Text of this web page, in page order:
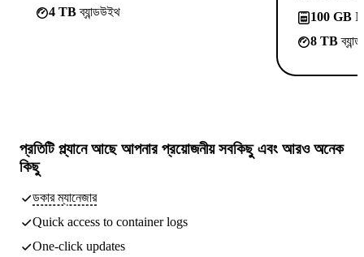
4 TBব্যান্ডউইথ
100 GB
8 TB
প্রতিটি প্ল্যানে আছেআপনার প্রয়োজনীয় সবকিছুএবং আরও অনেক
কিছু
ডকার ম্যানেজার
Quick access to container logs
One-click updates